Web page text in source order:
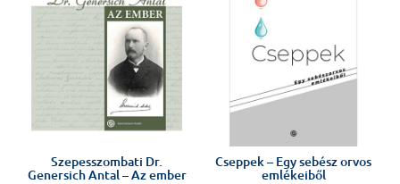
Szepesszombati Dr.
Genersich Antal – Az ember
Cseppek – Egy sebész orvos
emlékeiből